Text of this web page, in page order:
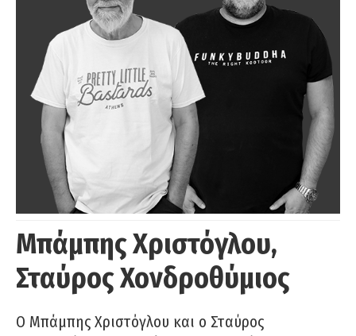
Μπάμπης Χριστόγλου,
Σταύρος Χονδροθύμιος
O Μπάμπης Χριστόγλου και ο Σταύρος